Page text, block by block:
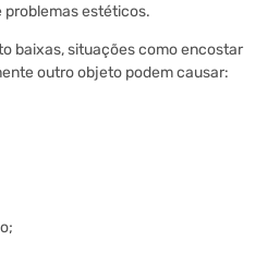
problemas estéticos.
baixas, situações como encostar
outro objeto podem causar: